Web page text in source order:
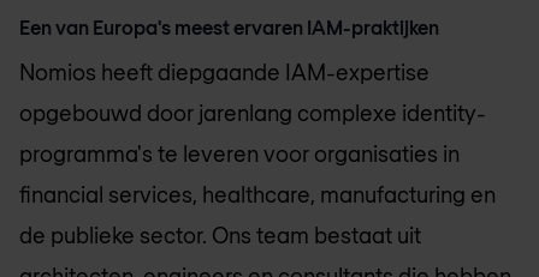
Een van Europa's meest ervaren IAM-praktijken
Nomios heeft diepgaande IAM-expertise
opgebouwd door jarenlang complexe identity-
programma's te leveren voor organisaties in
financial services, healthcare, manufacturing en
de publieke sector. Ons team bestaat uit